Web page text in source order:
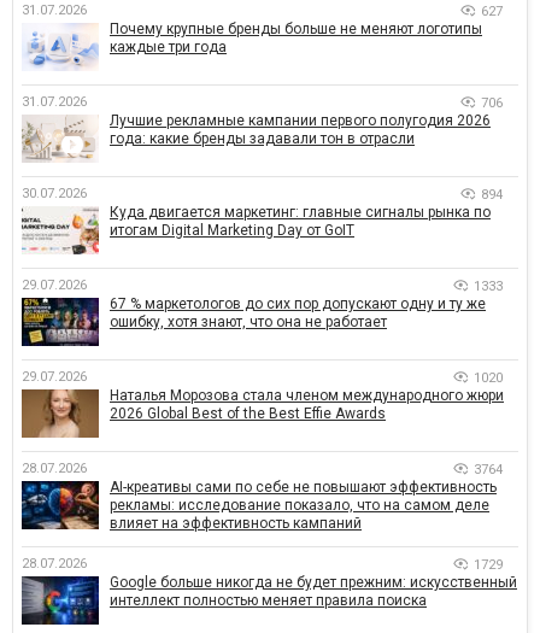
31.07.2026 627
Почему крупные бренды больше не меняют логотипы
каждые три года
31.07.2026 706
Лучшие рекламные кампании первого полугодия 2026
года: какие бренды задавали тон в отрасли
30.07.2026 894
Куда двигается маркетинг: главные сигналы рынка по
итогам Digital Marketing Day от GoIT
29.07.2026 1333
67 % маркетологов до сих пор допускают одну и ту же
ошибку, хотя знают, что она не работает
29.07.2026 1020
Наталья Морозова стала членом международного жюри
2026 Global Best of the Best Effie Awards
28.07.2026 3764
AI-креативы сами по себе не повышают эффективность
рекламы: исследование показало, что на самом деле
влияет на эффективность кампаний
28.07.2026 1729
Google больше никогда не будет прежним: искусственный
интеллект полностью меняет правила поиска